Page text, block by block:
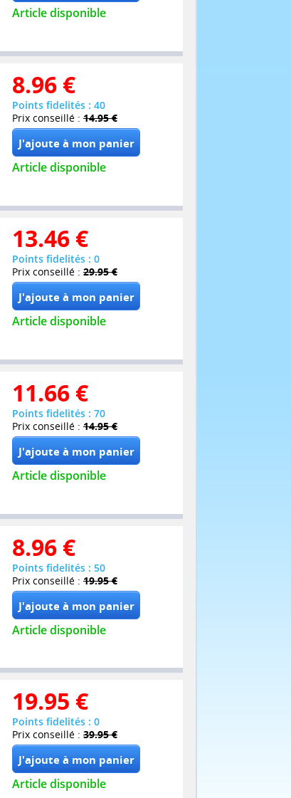
Article disponible
8.96 €
Points fidelités : 40
Prix conseillé : 14.95 €
Article disponible
13.46 €
Points fidelités : 0
Prix conseillé : 29.95 €
Article disponible
11.66 €
Points fidelités : 70
Prix conseillé : 14.95 €
Article disponible
8.96 €
Points fidelités : 50
Prix conseillé : 19.95 €
Article disponible
19.95 €
Points fidelités : 0
Prix conseillé : 39.95 €
Article disponible